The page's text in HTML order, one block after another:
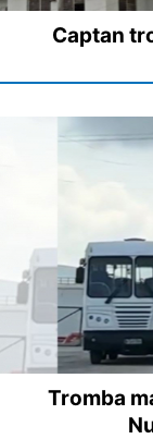
Captan
Tromba